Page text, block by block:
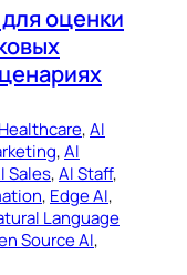
оценки
, AI
, AI
Sales, AI Staff
, Edge AI
Language
Source AI